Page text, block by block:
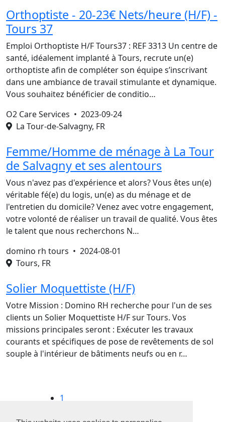
Orthoptiste - 20-23€ Nets/heure (H/F) -
Tours 37
Emploi Orthoptiste H/F Tours37 : REF 3313 Un centre de
santé, idéalement implanté à Tours, recrute un(e)
orthoptiste afin de compléter son équipe s’inscrivant
dans une ambiance de travail stimulante et dynamique.
Vous souhaitez bénéficier de conditio…
O2 Care Services • 2023-09-24
La Tour-de-Salvagny, FR
Femme/Homme de ménage à La Tour
de Salvagny et ses alentours
Vous n'avez pas d'expérience et alors? Vous êtes un(e)
véritable fé(e) du logis, un(e) as du ménage et de
l'entretien du domicile? Venez avec votre engagement,
votre volonté de réaliser un travail de qualité. Vous êtes
le talent que nous recherchons N…
domino rh tours • 2024-08-01
Tours, FR
Solier Moquettiste (H/F)
Votre Mission : Domino RH recherche pour l'un de ses
clients un Solier Moquettiste H/F sur Tours. Vos
missions principales seront : Exécuter les travaux
courants et spécifiques de pose de revêtements de sol
souple à l'intérieur de bâtiments neufs ou en r…
1